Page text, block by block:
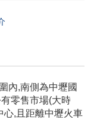
內,南側為中壢國
零售市場(大時
心,且距離中壢火車